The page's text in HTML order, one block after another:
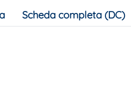
Scheda completa (DC)